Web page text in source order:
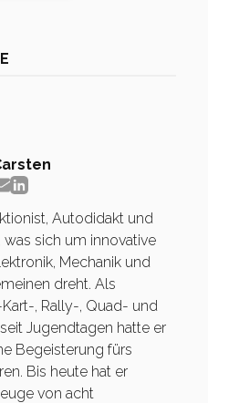
Autodidakt und
was sich um innovative
Mechanik und
dreht. Als
, Rally-, Quad- und
Jugendtagen hatte er
Begeisterung fürs
Bis heute hat er
von acht